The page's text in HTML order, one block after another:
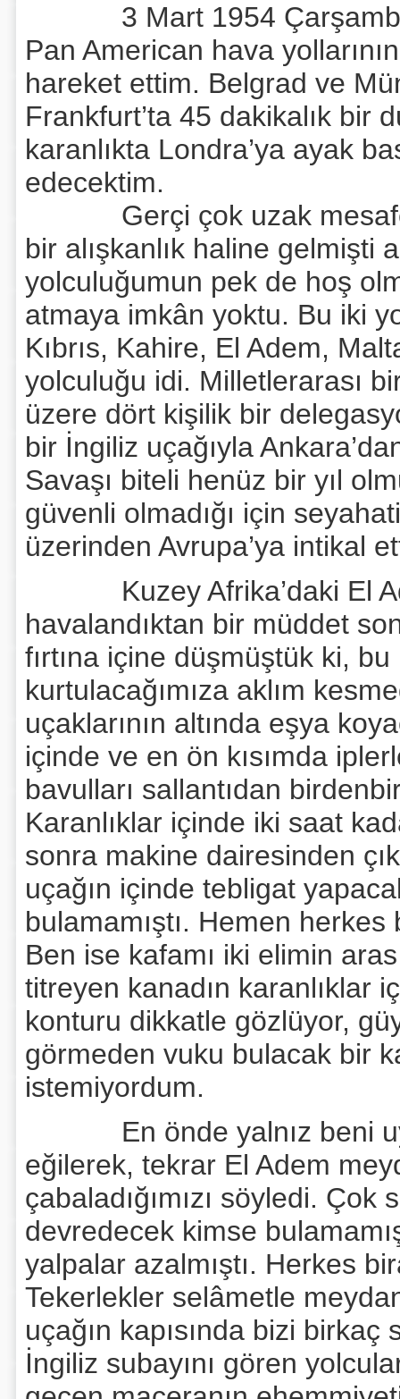
3 Mart 1954 Çarşamba
Pan American hava
hareket ettim. Belgrad ve
Frankfurt’ta 45 dakikalık bir
karanlıkta Londra’ya ayak
edecektim.
Gerçi çok uzak
bir alışkanlık haline gelmişti
yolculuğumun pek de hoş
atmaya imkân yoktu. Bu iki
Kıbrıs, Kahire, El Adem,
yolculuğu idi. Milletlerarası
üzere dört kişilik bir
bir İngiliz uçağıyla
Savaşı biteli henüz bir yıl
güvenli olmadığı için
üzerinden Avrupa’ya intikal
Kuzey Afrika’daki El
havalandıktan bir müddet
fırtına içine düşmüştük ki,
kurtulacağımıza aklım
uçaklarının altında eşya
içinde ve en ön kısımda
bavulları sallantıdan
Karanlıklar içinde iki saat
sonra makine dairesinden
uçağın içinde tebligat
bulamamıştı. Hemen
Ben ise kafamı iki elimin
titreyen kanadın karanlıklar
konturu dikkatle gözlüyor,
görmeden vuku bulacak bir
istemiyordum.
En önde yalnız beni
eğilerek, tekrar El Adem
çabaladığımızı söyledi.
devredecek kimse
yalpalar azalmıştı. Herkes
Tekerlekler selâmetle
uçağın kapısında bizi
İngiliz subayını gören